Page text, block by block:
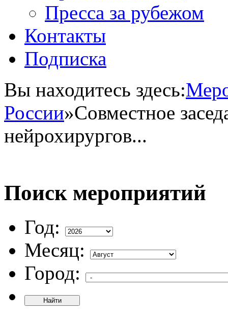
Пресса за рубежом
Контакты
Подписка
Вы находитесь здесь:
России»Cовместное
нейрохирургов...
Поиск мероприятий
Год:
Месяц:
Город:
Найти